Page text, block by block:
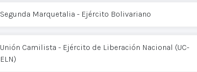
Segunda Marquetalia - Ejército Bolivariano
Unión Camilista - Ejército de Liberación Nacional (UC-
ELN)